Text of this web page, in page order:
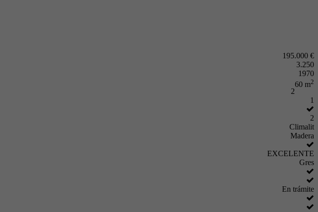
195.000 €
3.250
1970
60 m2
2
1
2
Climalit
Madera
EXCELENTE
Gres
En trámite